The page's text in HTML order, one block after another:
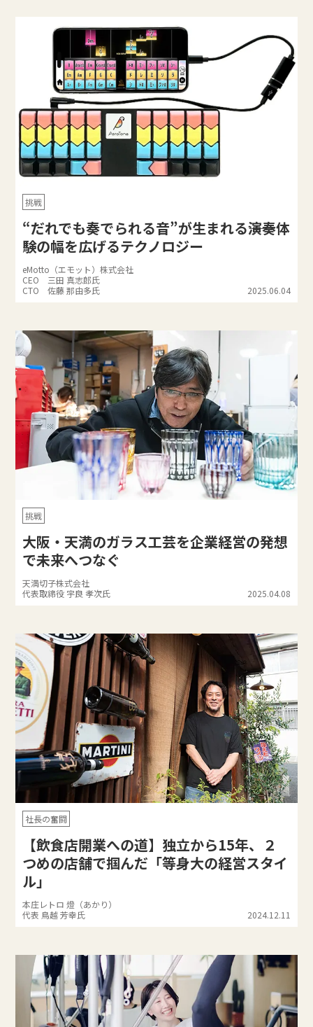
挑戦
“だれでも奏でられる音”が生まれる――演奏体
験の幅を広げるテクノロジー
eMotto（エモット）株式会社
CEO 三田 真志郎氏
CTO 佐藤 那由多氏
2025.06.04
挑戦
大阪・天満のガラス工芸を企業経営の発想
で未来へつなぐ
天満切子株式会社
代表取締役 宇良 孝次氏
2025.04.08
社長の奮闘
【飲食店開業への道】独立から15年、２
つめの店舗で掴んだ「等身大の経営スタイ
ル」
本庄レトロ 燈（あかり）
代表 鳥越 芳幸氏
2024.12.11